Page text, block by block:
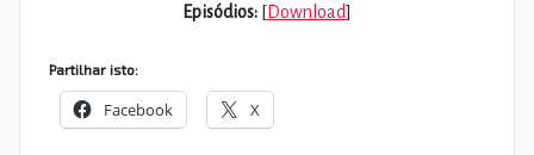
Episódios: [Download]
Partilhar isto:
Facebook X